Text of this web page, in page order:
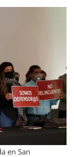
en San